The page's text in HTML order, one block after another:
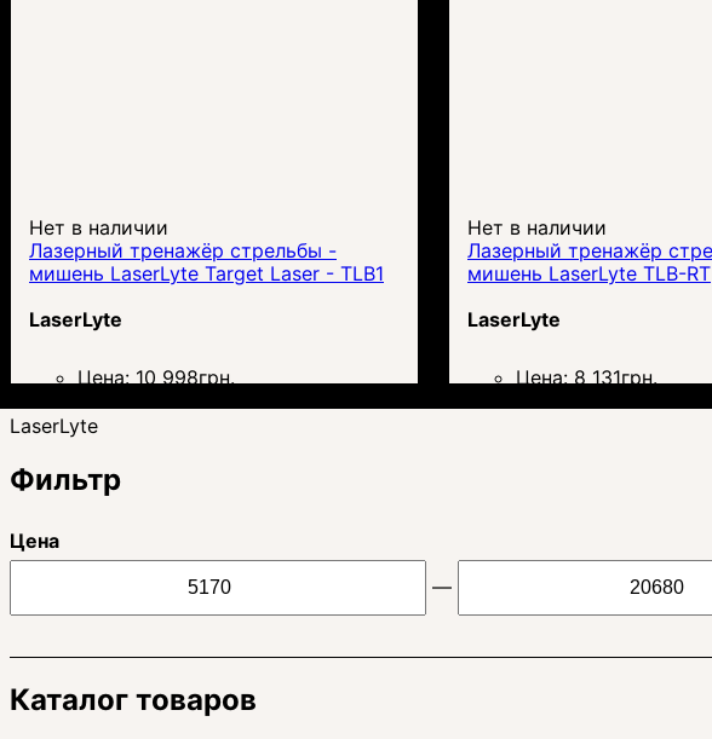
Нет в наличии
Лазерный тренажёр стрельбы -
мишень LaserLyte Target Laser - TLB1
LaserLyte
Цена: 10 998грн.
Нет в наличии
Лазерный тренажёр
мишень LaserLyte TLB-RT
LaserLyte
Цена: 8 131грн.
LaserLyte
Фильтр
Цена
—
Каталог товаров